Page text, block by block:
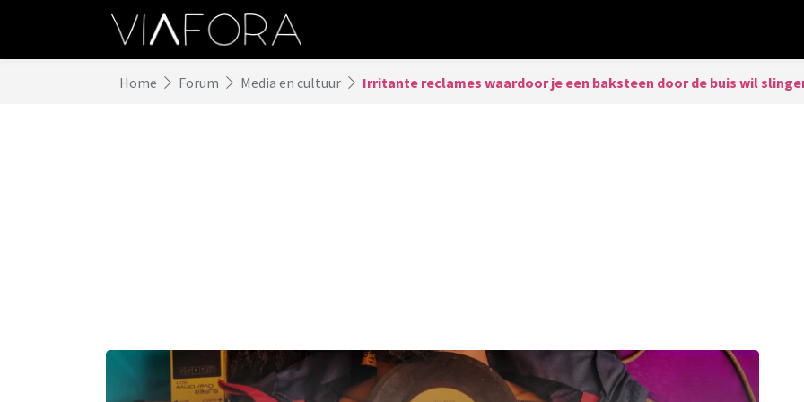
Home Forum Media en cultuur Irritante reclames waardoor je een baksteen door de buis wil